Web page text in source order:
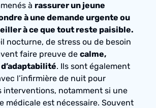
à rassurer un jeune
à une demande urgente ou
à ce que tout reste paisible.
nocturne, de stress ou de besoin
faire preuve de calme,
. Ils sont également
l’infirmière de nuit pour
interventions, notamment si une
médicale est nécessaire. Souvent